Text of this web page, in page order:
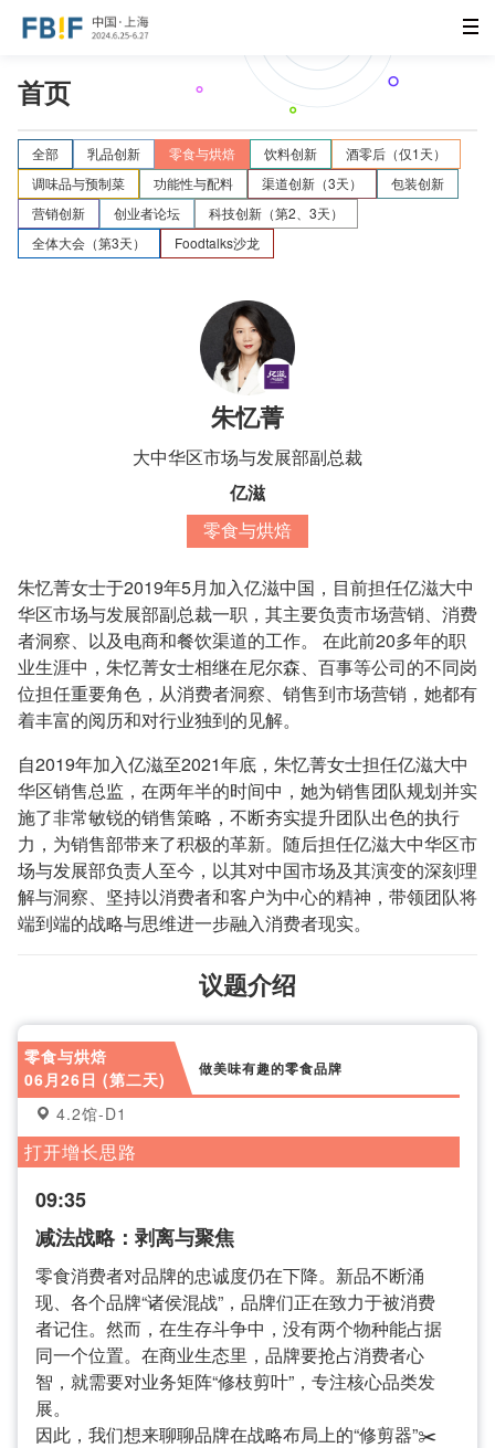
首页
全部 乳品创新 零食与烘焙 饮料创新
酒零后（仅1天）
调味品与预制菜
功能性与配料 渠道创新（3天）
包装创新
营销创新
创业者论坛
科技创新（第2、3天）
全体大会（第3天）
Foodtalks沙龙
朱忆菁
大中华区市场与发展部副总裁
亿滋
零食与烘焙
朱忆菁女士于2019年5月加入亿滋中国，目前担任亿滋大中
华区市场与发展部副总裁一职，其主要负责市场营销、消费
者洞察、以及电商和餐饮渠道的工作。 在此前20多年的职
业生涯中，朱忆菁女士相继在尼尔森、百事等公司的不同岗
位担任重要角色，从消费者洞察、销售到市场营销，她都有
着丰富的阅历和对行业独到的见解。
自2019年加入亿滋至2021年底，朱忆菁女士担任亿滋大中
华区销售总监，在两年半的时间中，她为销售团队规划并实
施了非常敏锐的销售策略，不断夯实提升团队出色的执行
力，为销售部带来了积极的革新。随后担任亿滋大中华区市
场与发展部负责人至今，以其对中国市场及其演变的深刻理
解与洞察、坚持以消费者和客户为中心的精神，带领团队将
端到端的战略与思维进一步融入消费者现实。
议题介绍
零食与烘焙
06月26日 (第二天)
做美味有趣的零食品牌
4.2馆-D1
打开增长思路
09:35
减法战略：剥离与聚焦
零食消费者对品牌的忠诚度仍在下降。新品不断涌
现、各个品牌“诸侯混战”，品牌们正在致力于被消费
者记住。然而，在生存斗争中，没有两个物种能占据
同一个位置。在商业生态里，品牌要抢占消费者心
智，就需要对业务矩阵“修枝剪叶”，专注核心品类发
展。
因此，我们想来聊聊品牌在战略布局上的“修剪器”✂️